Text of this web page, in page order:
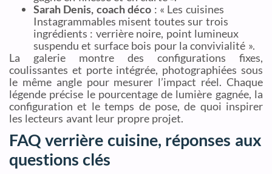
Sarah Denis, coach déco : « Les cuisines
Instagrammables misent toutes sur trois
ingrédients : verrière noire, point lumineux
suspendu et surface bois pour la convivialité ».
La galerie montre des configurations fixes,
coulissantes et porte intégrée, photographiées sous
le même angle pour mesurer l’impact réel. Chaque
légende précise le pourcentage de lumière gagnée, la
configuration et le temps de pose, de quoi inspirer
les lecteurs avant leur propre projet.
FAQ verrière cuisine, réponses aux
questions clés